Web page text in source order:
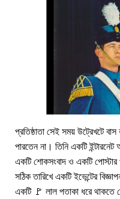
প্রতিষ্ঠাতা সেই সময় উট্রেখটে
পারতেন না। তিনি একটি
একটি শোকসংবাদ ও একটি
সঠিক তারিখে একটি ইভেন্টের
একটি 🚩 লাল পতাকা ধরে থাকতে